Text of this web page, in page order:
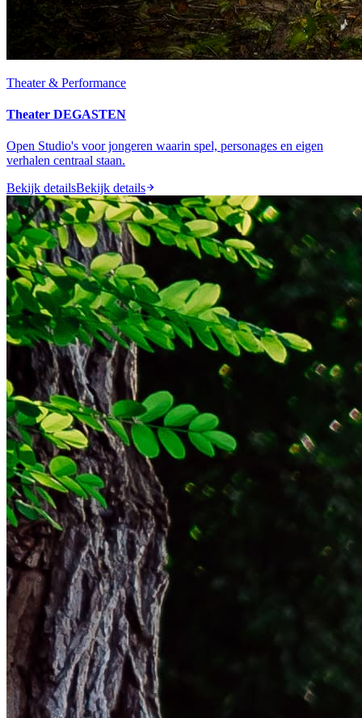
Theater & Performance
Theater DEGASTEN
Open Studio's voor jongeren waarin spel, personages en eigen
verhalen centraal staan.
Bekijk detailsBekijk details